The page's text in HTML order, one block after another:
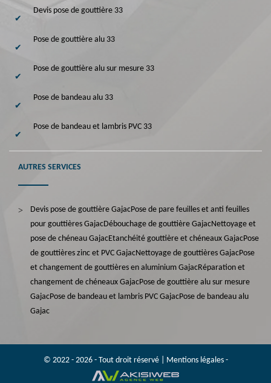
Devis pose de gouttière 33
Pose de gouttière alu 33
Pose de gouttière alu sur mesure 33
Pose de bandeau alu 33
Pose de bandeau et lambris PVC 33
AUTRES SERVICES
Devis pose de gouttière GajacPose de pare feuilles et anti feuilles
pour gouttières GajacDébouchage de gouttière GajacNettoyage et
pose de chéneau GajacEtanchéité gouttière et chéneaux GajacPose
de gouttières zinc et PVC GajacNettoyage de gouttières GajacPose
et changement de gouttières en aluminium GajacRéparation et
changement de chéneaux GajacPose de gouttière alu sur mesure
GajacPose de bandeau et lambris PVC GajacPose de bandeau alu
Gajac
© 2022 - 2026 - Tout droit réservé | Mentions légales-